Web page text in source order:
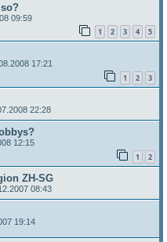
09:59
1 2 3 4 5
17:21
1 2 3
22:28
12:15
1 2
ZH-SG
08:43
19:14